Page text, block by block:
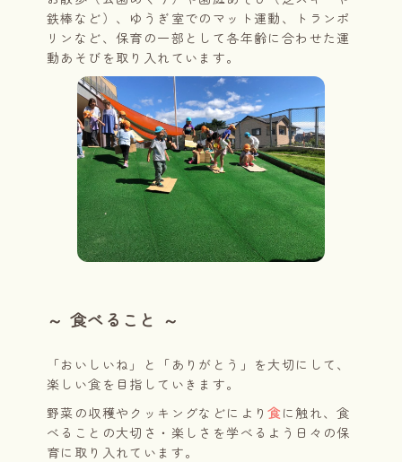
鉄棒など）、ゆうぎ室でのマット運動、トランポ
リンなど、保育の一部として各年齢に合わせた運
動あそびを取り入れています。
～ 食べること ～
「おいしいね」と「ありがとう」を大切にして、
楽しい食を目指していきます。
野菜の収穫やクッキングなどにより食 に触れ、食
べることの大切さ・楽しさを学べるよう日々の保
育に取り入れています。